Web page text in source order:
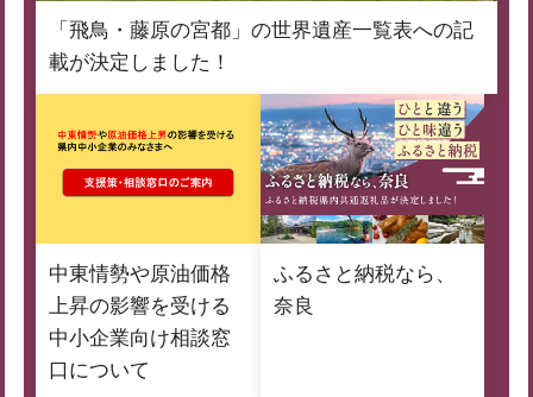
「飛鳥・藤原の宮都」の世界遺産一覧表への記
載が決定しました！
中東情勢や原油価格
上昇の影響を受ける
中小企業向け相談窓
口について
ふるさと納税なら、
奈良